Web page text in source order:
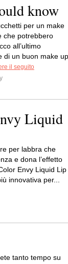
know
per un make
che potrebbero
all’ultimo
di un buon make up
il seguito
Liquid
per labbra che
e dona l’effetto
Envy Liquid Lip
innovativa per...
tanto tempo su